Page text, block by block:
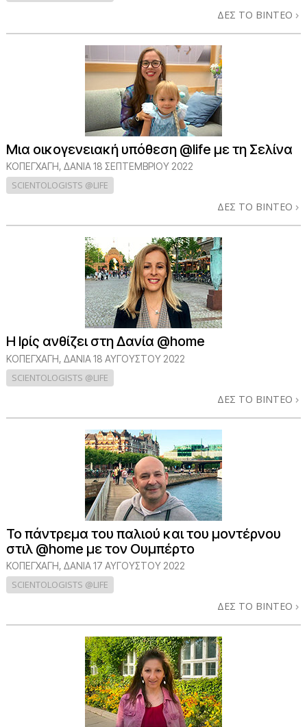
ΔΕΣ ΤΟ ΒΙΝΤΕΟ
Μια οικογενειακή υπόθεση @life με τη Σελίνα
ΚΟΠΕΓΧΆΓΗ, ΔΑΝΊΑ18 ΣΕΠΤΕΜΒΡΙΟΥ 2022
SCIENTOLOGISTS @LIFE
ΔΕΣ ΤΟ ΒΙΝΤΕΟ
Η Ιρίς ανθίζει στη Δανία @home
ΚΟΠΕΓΧΆΓΗ, ΔΑΝΊΑ18 ΑΥΓΟΥΣΤΟΥ 2022
SCIENTOLOGISTS @LIFE
ΔΕΣ ΤΟ ΒΙΝΤΕΟ
Το πάντρεμα του παλιού και του μοντέρνου
στιλ @home με τον Ουμπέρτο
ΚΟΠΕΓΧΆΓΗ, ΔΑΝΊΑ17 ΑΥΓΟΥΣΤΟΥ 2022
SCIENTOLOGISTS @LIFE
ΔΕΣ ΤΟ ΒΙΝΤΕΟ